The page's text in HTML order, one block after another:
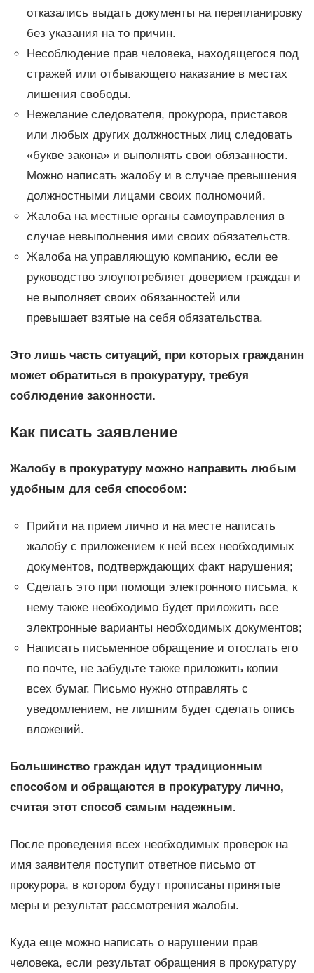
отказались выдать документы на перепланировку
без указания на то причин.
Несоблюдение прав человека, находящегося под
стражей или отбывающего наказание в местах
лишения свободы.
Нежелание следователя, прокурора, приставов
или любых других должностных лиц следовать
«букве закона» и выполнять свои обязанности.
Можно написать жалобу и в случае превышения
должностными лицами своих полномочий.
Жалоба на местные органы самоуправления в
случае невыполнения ими своих обязательств.
Жалоба на управляющую компанию, если ее
руководство злоупотребляет доверием граждан и
не выполняет своих обязанностей или
превышает взятые на себя обязательства.
Это лишь часть ситуаций, при которых гражданин
может обратиться в прокуратуру, требуя
соблюдение законности.
Как писать заявление
Жалобу в прокуратуру можно направить любым
удобным для себя способом:
Прийти на прием лично и на месте написать
жалобу с приложением к ней всех необходимых
документов, подтверждающих факт нарушения;
Сделать это при помощи электронного письма, к
нему также необходимо будет приложить все
электронные варианты необходимых документов;
Написать письменное обращение и отослать его
по почте, не забудьте также приложить копии
всех бумаг. Письмо нужно отправлять с
уведомлением, не лишним будет сделать опись
вложений.
Большинство граждан идут традиционным
способом и обращаются в прокуратуру лично,
считая этот способ самым надежным.
После проведения всех необходимых проверок на
имя заявителя поступит ответное письмо от
прокурора, в котором будут прописаны принятые
меры и результат рассмотрения жалобы.
Куда еще можно написать о нарушении прав
человека, если результат обращения в прокуратуру